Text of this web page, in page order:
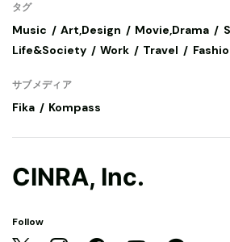
タグ
Music Art,Design Movie,Drama
Life&Society
Work Travel
サブメディア
Fika Kompass
CINRA, Inc.
Follow